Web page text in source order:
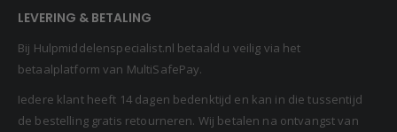
LEVERING & BETALING
Bij Hulpmiddelenspecialist.nl betaald u veilig via het
betaalplatform van MultiSafePay.
Iedere klant heeft 14 dagen bedenktijd en kan in die tussentijd
de bestelling gratis retourneren. Wij betalen na ontvangst van